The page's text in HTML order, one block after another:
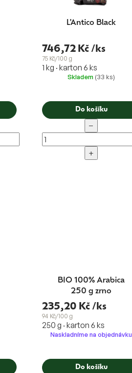
L'Antico Black
746,72 Kč /ks
75 Kč/100 g
1 kg · karton 6 ks
Skladem (33 ks)
Do košíku
−
+
BIO 100% Arabica
250 g zrno
235,20 Kč /ks
94 Kč/100 g
250 g · karton 6 ks
Naskladníme na objednávku
Do košíku